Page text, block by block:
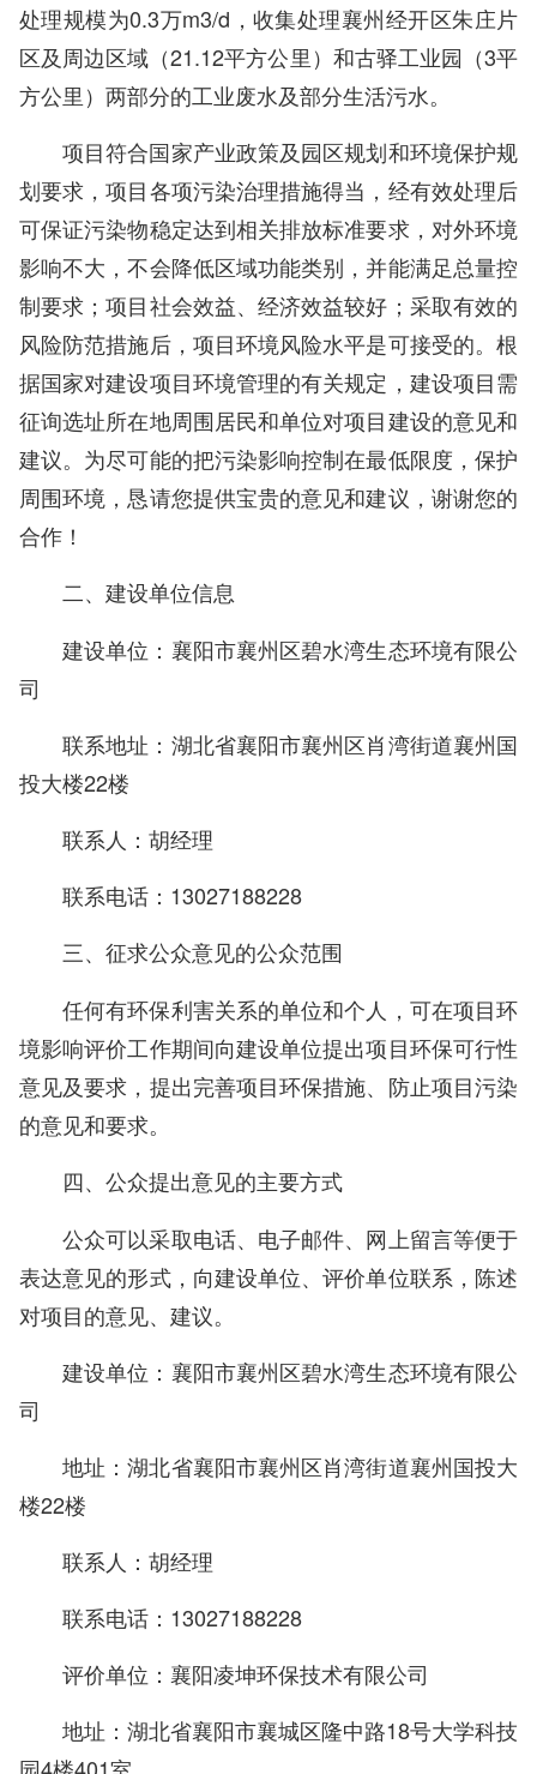
处理规模为0.3万m3/d，收集处理襄州经开区朱庄片
区及周边区域（21.12平方公里）和古驿工业园（3平
方公里）两部分的工业废水及部分生活污水。
项目符合国家产业政策及园区规划和环境保护规
划要求，项目各项污染治理措施得当，经有效处理后
可保证污染物稳定达到相关排放标准要求，对外环境
影响不大，不会降低区域功能类别，并能满足总量控
制要求；项目社会效益、经济效益较好；采取有效的
风险防范措施后，项目环境风险水平是可接受的。根
据国家对建设项目环境管理的有关规定，建设项目需
征询选址所在地周围居民和单位对项目建设的意见和
建议。为尽可能的把污染影响控制在最低限度，保护
周围环境，恳请您提供宝贵的意见和建议，谢谢您的
合作！
二、建设单位信息
建设单位：襄阳市襄州区碧水湾生态环境有限公
司
联系地址：湖北省襄阳市襄州区肖湾街道襄州国
投大楼22楼
联系人：胡经理
联系电话：13027188228
三、征求公众意见的公众范围
任何有环保利害关系的单位和个人，可在项目环
境影响评价工作期间向建设单位提出项目环保可行性
意见及要求，提出完善项目环保措施、防止项目污染
的意见和要求。
四、公众提出意见的主要方式
公众可以采取电话、电子邮件、网上留言等便于
表达意见的形式，向建设单位、评价单位联系，陈述
对项目的意见、建议。
建设单位：襄阳市襄州区碧水湾生态环境有限公
司
地址：湖北省襄阳市襄州区肖湾街道襄州国投大
楼22楼
联系人：胡经理
联系电话：13027188228
评价单位：襄阳凌坤环保技术有限公司
地址：湖北省襄阳市襄城区隆中路18号大学科技
园4楼401室